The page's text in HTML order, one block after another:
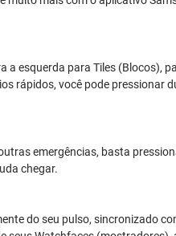
esquerda para Tiles (Blocos),
rápidos, você pode pressionar
emergências, basta
chegar.
do seu pulso, sincronizado